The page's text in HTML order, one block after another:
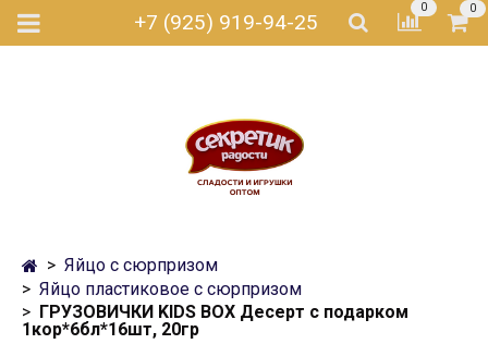
+7 (925) 919-94-25
0 0
Яйцо с сюрпризом
Яйцо пластиковое с сюрпризом
ГРУЗОВИЧКИ KIDS BOX Десерт с подарком
1кор*6бл*16шт, 20гр